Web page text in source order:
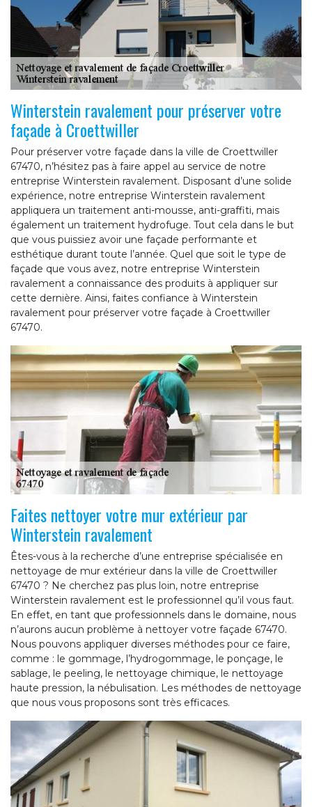
Winterstein ravalement pour préserver votre
façade à Croettwiller
Pour préserver votre façade dans la ville de Croettwiller
67470, n’hésitez pas à faire appel au service de notre
entreprise Winterstein ravalement. Disposant d’une solide
expérience, notre entreprise Winterstein ravalement
appliquera un traitement anti-mousse, anti-graffiti, mais
également un traitement hydrofuge. Tout cela dans le but
que vous puissiez avoir une façade performante et
esthétique durant toute l’année. Quel que soit le type de
façade que vous avez, notre entreprise Winterstein
ravalement a connaissance des produits à appliquer sur
cette dernière. Ainsi, faites confiance à Winterstein
ravalement pour préserver votre façade à Croettwiller
67470.
Faites nettoyer votre mur extérieur par
Winterstein ravalement
Êtes-vous à la recherche d’une entreprise spécialisée en
nettoyage de mur extérieur dans la ville de Croettwiller
67470 ? Ne cherchez pas plus loin, notre entreprise
Winterstein ravalement est le professionnel qu’il vous faut.
En effet, en tant que professionnels dans le domaine, nous
n’aurons aucun problème à nettoyer votre façade 67470.
Nous pouvons appliquer diverses méthodes pour ce faire,
comme : le gommage, l’hydrogommage, le ponçage, le
sablage, le peeling, le nettoyage chimique, le nettoyage
haute pression, la nébulisation. Les méthodes de nettoyage
que nous vous proposons sont très efficaces.